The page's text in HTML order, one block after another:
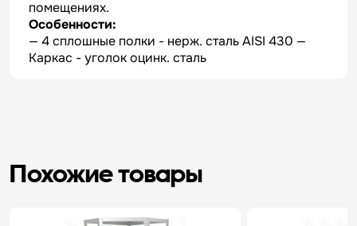
помещениях.
Особенности:
— 4 сплошные полки - нерж. сталь AISI 430 —
Каркас - уголок оцинк. сталь
Похожие товары